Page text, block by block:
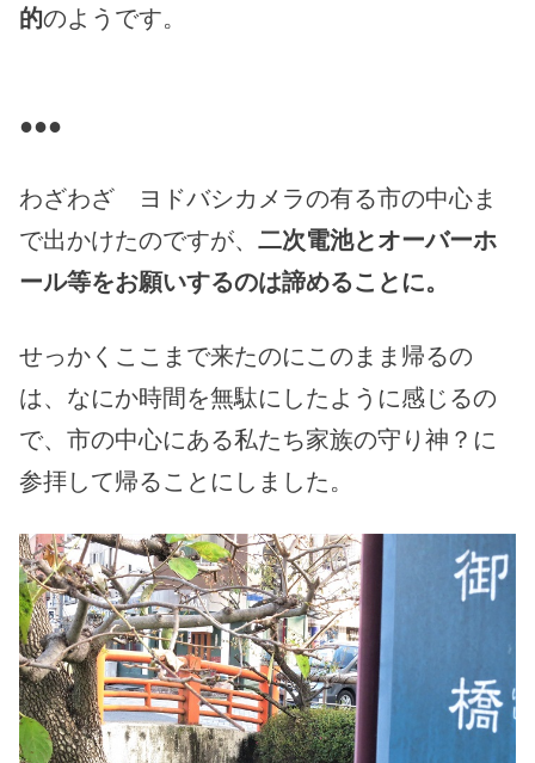
的のようです。
●●●
わざわざ ヨドバシカメラの有る市の中心ま
で出かけたのですが、二次電池とオーバーホ
ール等をお願いするのは諦めることに。
せっかくここまで来たのにこのまま帰るの
は、なにか時間を無駄にしたように感じるの
で、市の中心にある私たち家族の守り神？に
参拝して帰ることにしました。